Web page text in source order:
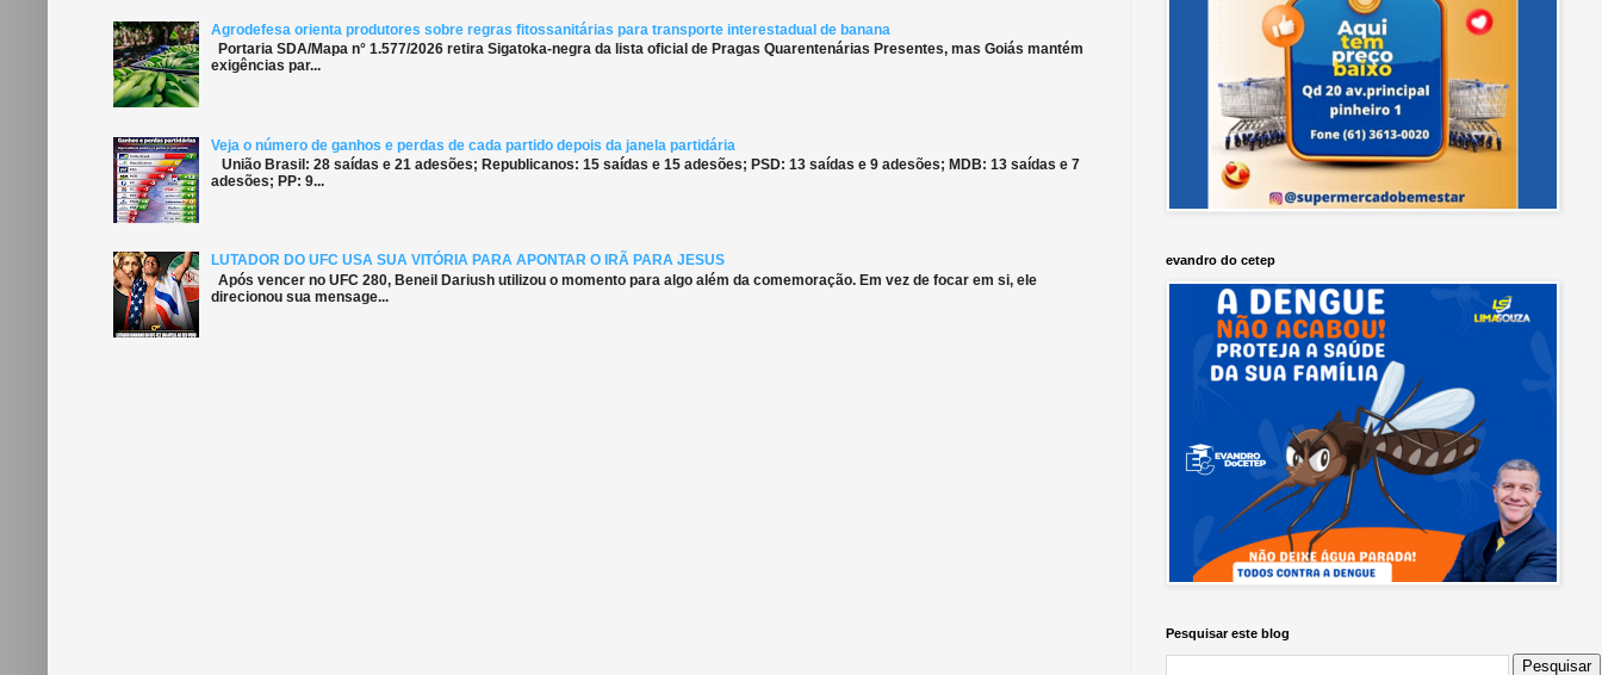
Agrodefesa orienta produtores sobre regras fitossanitárias para transporte interestadual de banana
Portaria SDA/Mapa n° 1.577/2026 retira Sigatoka-negra da lista oficial de Pragas Quarentenárias Presentes, mas Goiás mantém
exigências par...
Veja o número de ganhos e perdas de cada partido depois da janela partidária
União Brasil: 28 saídas e 21 adesões; Republicanos: 15 saídas e 15 adesões; PSD: 13 saídas e 9 adesões; MDB: 13 saídas e 7
adesões; PP: 9...
LUTADOR DO UFC USA SUA VITÓRIA PARA APONTAR O IRÃ PARA JESUS
Após vencer no UFC 280, Beneil Dariush utilizou o momento para algo além da comemoração. Em vez de focar em si, ele
direcionou sua mensage...
evandro do cetep
Pesquisar este blog